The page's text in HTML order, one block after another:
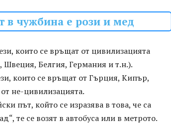
в чужбина е рози и мед
които се връщат от цивилизацията
Белгия, Германия и т.н.).
които се връщат от Гърция, Кипър,
не-цивилизацията.
път, който се изразява в това, че са
те се возят в автобуса или в метрото.